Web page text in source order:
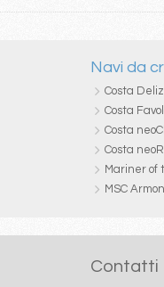
Navi da
Costa
Costa
Costa
Costa
Mariner of
MSC
Contatti